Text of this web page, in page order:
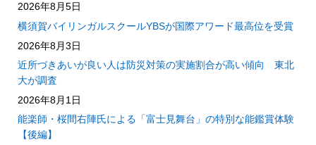
2026年8月5日
横須賀バイリンガルスクールYBSが国際アワード最高位を受賞
2026年8月3日
近所づきあいが良い人は防災対策の実施割合が高い傾向 東北
大が調査
2026年8月1日
能楽師・桜間右陣氏による「富士見舞台」の特別な能鑑賞体験
【後編】